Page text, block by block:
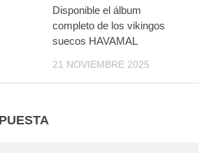
Disponible el álbum
completo de los vikingos
suecos HAVAMAL
21 NOVIEMBRE 2025